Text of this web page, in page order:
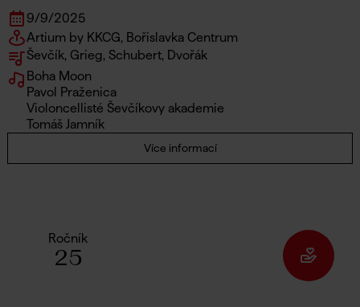
9/9/2025
Artium by KKCG, Bořislavka Centrum
Ševčík, Grieg, Schubert, Dvořák
Boha Moon
Pavol Praženica
Violoncellisté Ševčíkovy akademie
Tomáš Jamník
Více informací
Ročník
25